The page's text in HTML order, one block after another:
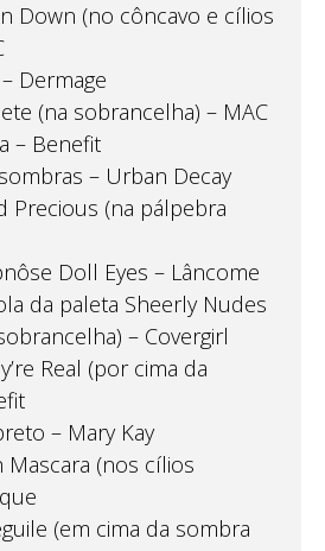
Down (no côncavo e cílios
Dermage
(na sobrancelha) – MAC
– Benefit
– Urban Decay
Precious (na pálpebra
Doll Eyes – Lâncome
da paleta Sheerly Nudes
– Covergirl
Real (por cima da
– Mary Kay
Mascara (nos cílios
(em cima da sombra